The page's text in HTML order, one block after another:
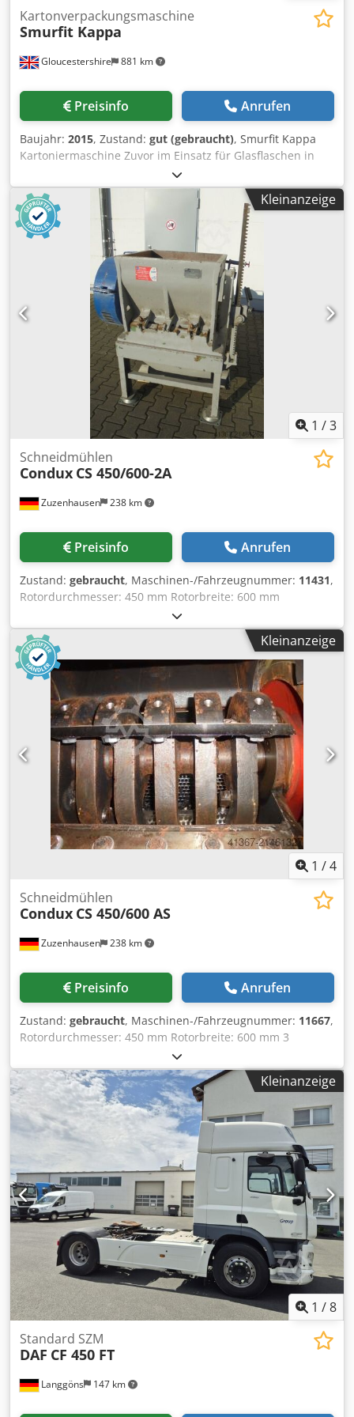
Gloucestershire 881 km
Kartonverpackungsmaschine
Smurfit Kappa
Preisinfo Anrufen
Baujahr: 2015, Zustand: gut (gebraucht), Smurfit Kappa
Kartoniermaschine Zuvor im Einsatz für Glasflaschen in
verschiedenen Größen und Konfigurationen. Codozg Hd
Hjpfx Abbjrf *Videos auf Anfrage verfügbar*
Kleinanzeige
1 /3
Zuzenhausen 238 km
Schneidmühlen
Condux CS 450/600-2A
Preisinfo Anrufen
Zustand: gebraucht, Maschinen-/Fahrzeugnummer: 11431,
Rotordurchmesser: 450 mm Rotorbreite: 600 mm
Paddelrotor 3×3 Rotormesser (versetzt), 2
Statormesserreihen Einlaufquerschnitt ca. 550 x 625 mm
Antriebsmotor 30 kW Codpfx Aboyr Tkrebsrf Eignung:
Vorzugsweise zur Zerkleinerung von Hohlblaskörpern und
sperrigen Formstücken wie Flaschen, Kanister, Kannen,
Schüsseln, Körbe, Eimer, Wannen usw.
Kleinanzeige
1 /4
Zuzenhausen 238 km
Schneidmühlen
Condux CS 450/600 AS
Preisinfo Anrufen
Zustand: gebraucht, Maschinen-/Fahrzeugnummer: 11667,
Rotordurchmesser: 450 mm Rotorbreite: 600 mm 3
Messerrotor 2 Statormesserreihen Codpfx Abeyr Tmtoborf
Einlaufquerschnitt ca. 450 x 600 mm Antriebsmotor 30 kW
Kleinanzeige
1 /8
Langgöns 147 km
Standard SZM
DAF CF 450 FT